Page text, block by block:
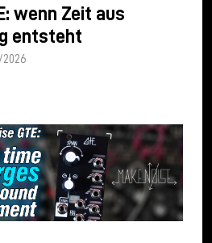
wenn Zeit aus
entsteht